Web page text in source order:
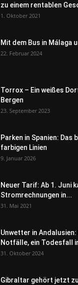
zu einem rentablen
1. Oktober 2021
Mit dem Bus in Málaga
22. Februar 2024
Torrox – Ein weißes
Bergen
23. September 2023
Parken in Spanien: Das
farbigen Linien
9. Januar 2026
Neuer Tarif: Ab 1. Juni
Stromrechnungen in...
31. Mai 2021
Unwetter in
Notfälle, ein Todesfall
31. Oktober 2024
Gibraltar gehört jetzt